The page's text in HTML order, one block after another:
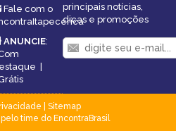
Fale com o
ANUNCIE:
principais notícias,
dicas e promoções
Sitemap
time do EncontraBrasil